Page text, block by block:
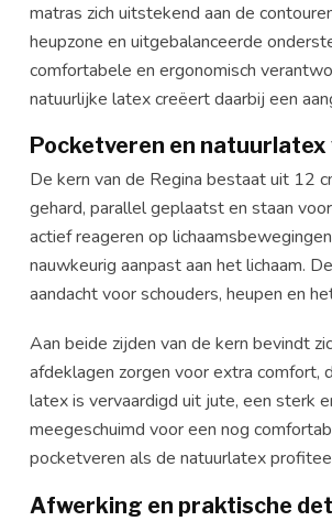
matras zich uitstekend aan de
heupzone en uitgebalanceerde
comfortabele en ergonomisch
natuurlijke latex creëert daarbij een
Pocketveren en
De kern van de Regina bestaat uit 12
gehard, parallel geplaatst en staan
actief reageren op
nauwkeurig aanpast aan het lichaam.
aandacht voor schouders, heupen en
Aan beide zijden van de kern bevindt
afdeklagen zorgen voor extra comfort,
latex is vervaardigd uit jute, een sterk
meegeschuimd voor een nog
pocketveren als de natuurlatex
Afwerking en praktische